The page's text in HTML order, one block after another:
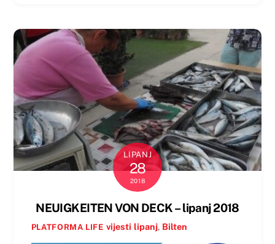
LIPANJ
28
2018
NEUIGKEITEN VON DECK – lipanj 2018
PLATFORMA LIFE vijesti lipanj, Bilten